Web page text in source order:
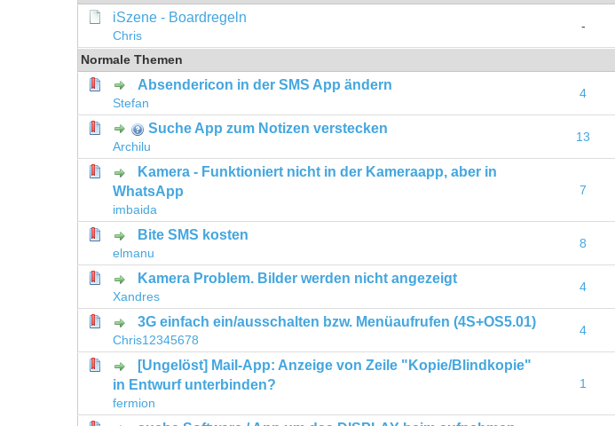
iSzene - Boardregeln
Chris
-
Normale Themen
Absendericon in der SMS App ändern
Stefan
4
0 Bewertung(en) - 0 von 5 durchschnittlich
12345
Suche App zum Notizen verstecken
Archilu
13
0 Bewertung(en) - 0 von 5 durchschnittlich
12345
Kamera - Funktioniert nicht in der Kameraapp, aber in
WhatsApp
imbaida
7
0 Bewertung(en) - 0 von 5 durchschnittlich
Bite SMS kosten
elmanu
8
0 Bewertung(en) - 0 von 5 durchschnittlich
Kamera Problem. Bilder werden nicht angezeigt
Xandres
4
0 Bewertung(en) - 0 von 5 durchschnittlich
12345
3G einfach ein/ausschalten bzw. Menüaufrufen (4S+OS5.01)
Chris12345678
4
0 Bewertung(en) - 0 von 5 durchschnittlich
123 45
[Ungelöst] Mail-App: Anzeige von Zeile "Kopie/Blindkopie"
in Entwurf unterbinden?
fermion
1
0 Bewertung(en) - 0 von 5 durchschnittlich